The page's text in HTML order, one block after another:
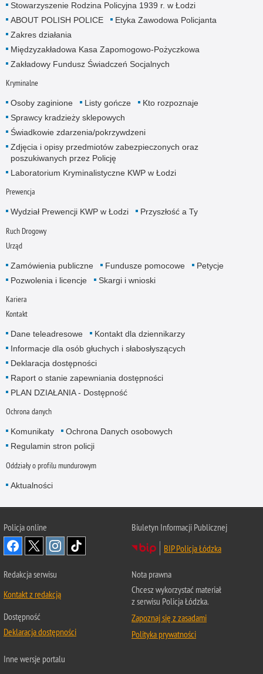
Stowarzyszenie Rodzina Policyjna 1939 r. w Łodzi
ABOUT POLISH POLICE
Etyka Zawodowa Policjanta
Zakres działania
Międzyzakładowa Kasa Zapomogowo-Pożyczkowa
Zakładowy Fundusz Świadczeń Socjalnych
Kryminalne
Osoby zaginione Listy gończe
Kto rozpoznaje
Sprawcy kradzieży sklepowych
Świadkowie zdarzenia/pokrzywdzeni
Zdjęcia i opisy przedmiotów zabezpieczonych oraz
poszukiwanych przez Policję
Laboratorium Kryminalistyczne KWP w Łodzi
Prewencja
Wydział Prewencji KWP w Łodzi Przyszłość a Ty
Ruch Drogowy
Urząd
Zamówienia publiczne Fundusze pomocowe
Petycje
Pozwolenia i licencje
Skargi i wnioski
Kariera
Kontakt
Dane teleadresowe
Kontakt dla dziennikarzy
Informacje dla osób głuchych i słabosłyszących
Deklaracja dostępności
Raport o stanie zapewniania dostępności
PLAN DZIAŁANIA - Dostępność
Ochrona danych
Komunikaty
Ochrona Danych osobowych
Regulamin stron policji
Oddziały o profilu mundurowym
Aktualności
Policja online
Biuletyn Informacji Publicznej
BIP Policja Łódzka
Redakcja serwisu
Kontakt z redakcją
Dostępność
Deklaracja dostępności
Nota prawna
Chcesz wykorzystać materiał
z serwisu Policja Łódzka.
Zapoznaj się z zasadami
Polityka prywatności
Inne wersje portalu